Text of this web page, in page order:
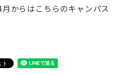
からはこちらのキャンパス